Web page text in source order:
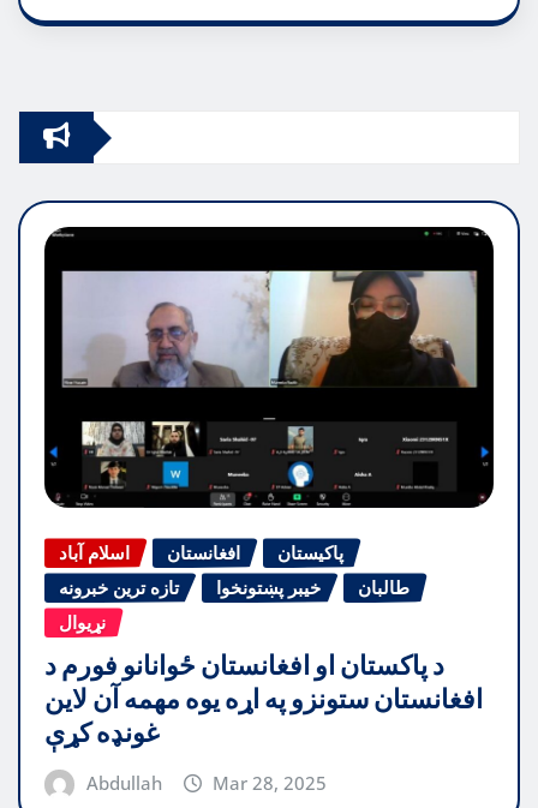
اسلام آباد افغانستان
پاکیستان
تازه ترین خبرونه
خیبر پښتونخوا
طالبان
نړیوال
د پاکستان او افغانستان ځوانانو فورم د
افغانستان ستونزو په اړه یوه مهمه آن لاین
غونډه کړې
Abdullah Mar 28, 2025